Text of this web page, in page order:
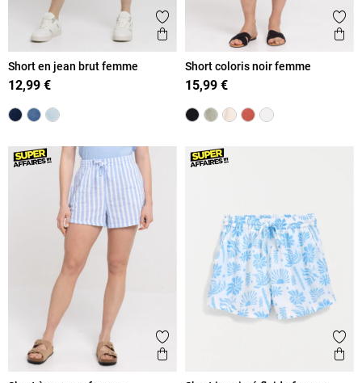
Ajouter aux favoris
Aperçu rapide
Short en jean brut femme
12,99 €
Short coloris noir femme
15,99 €
Ajouter aux favoris
Aperçu rapide